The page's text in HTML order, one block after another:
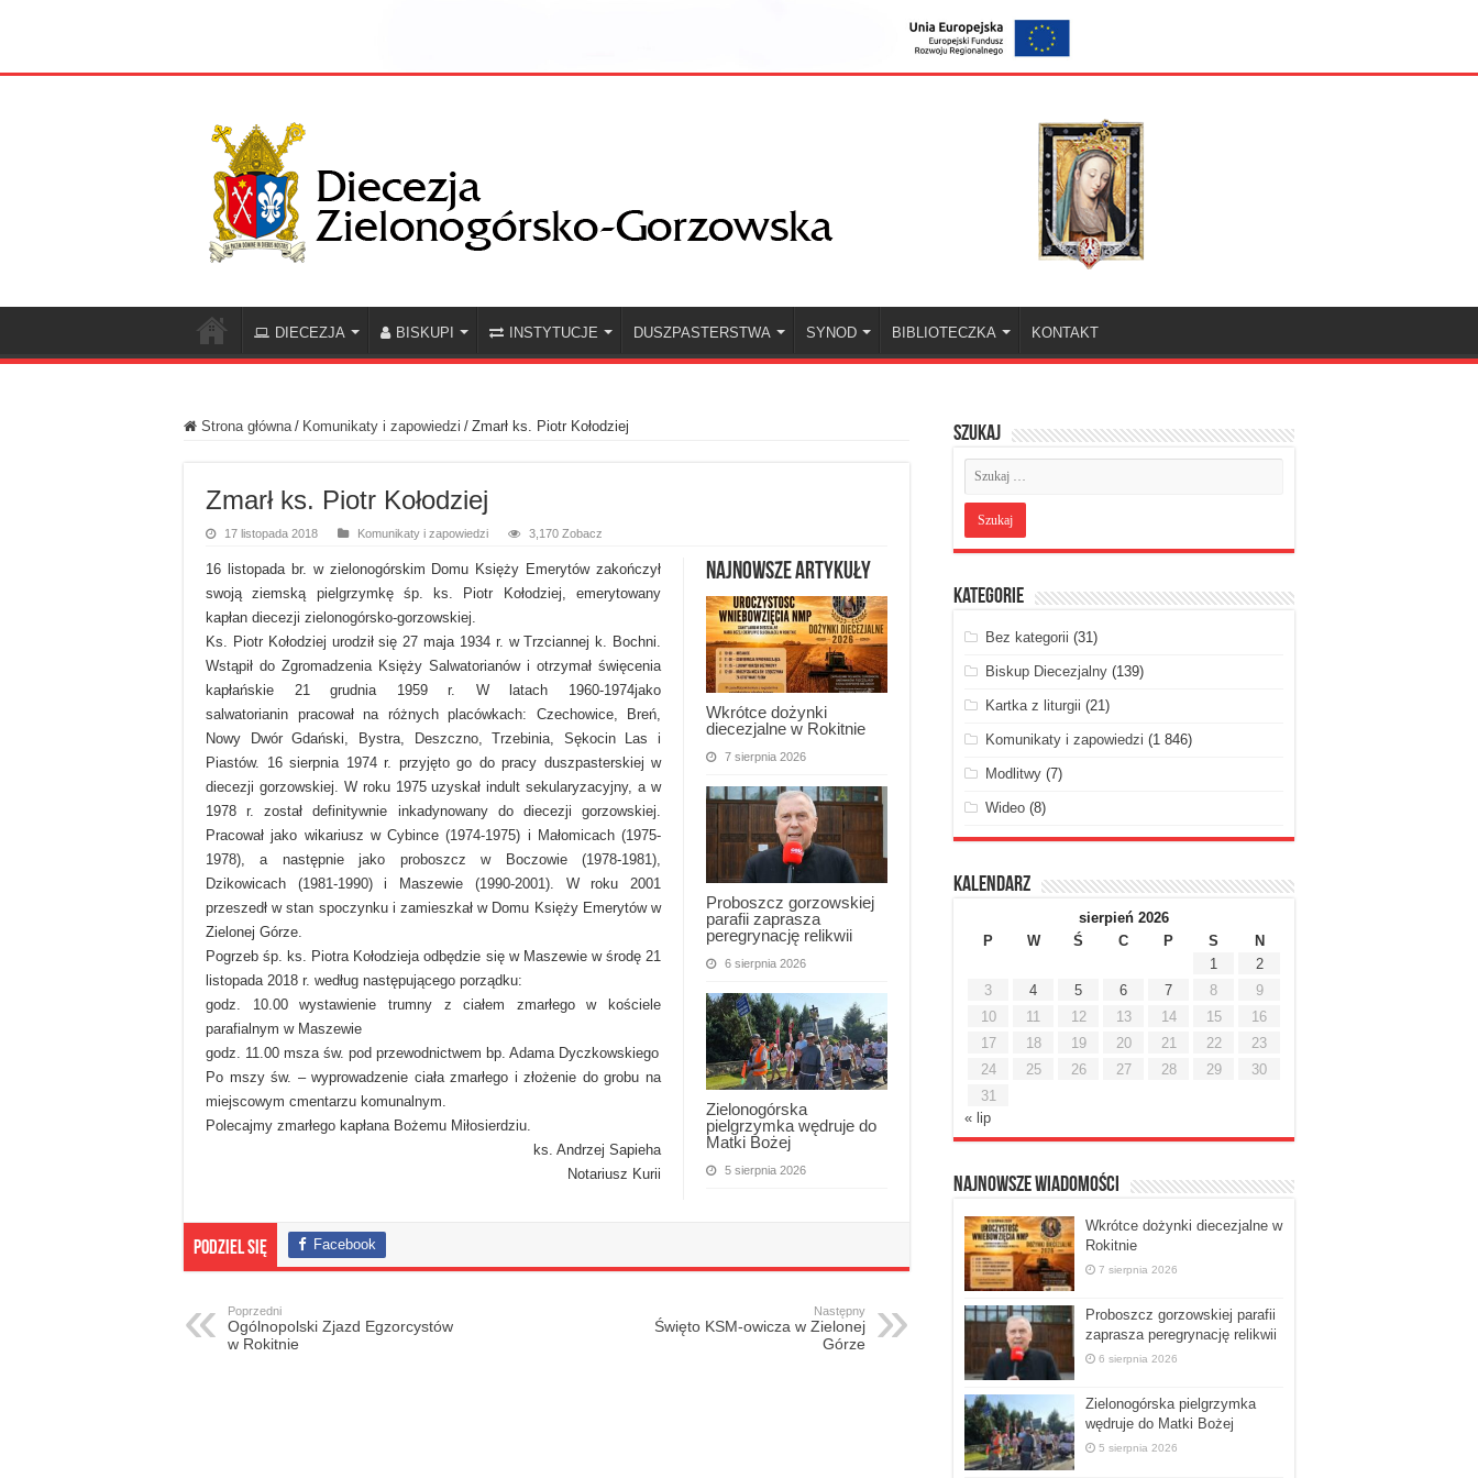
DIECEZJA BISKUPI INSTYTUCJE DUSZPASTERSTWA SYNOD BIBLIOTECZKA KONTAKT
Strona główna / Komunikaty i zapowiedzi / Zmarł ks. Piotr Kołodziej
Zmarł ks. Piotr Kołodziej
17 listopada 2018 Komunikaty i zapowiedzi 3,170 Zobacz
Najnowsze artykuły
Wkrótce dożynki
diecezjalne w Rokitnie
7 sierpnia 2026
Proboszcz gorzowskiej
parafii zaprasza
peregrynację relikwii
6 sierpnia 2026
Zielonogórska
pielgrzymka wędruje do
Matki Bożej
5 sierpnia 2026
16 listopada br. w zielonogórskim Domu Księży Emerytów zakończył
swoją ziemską pielgrzymkę śp. ks. Piotr Kołodziej, emerytowany
kapłan diecezji zielonogórsko-gorzowskiej.
Ks. Piotr Kołodziej urodził się 27 maja 1934 r. w Trzciannej k. Bochni.
Wstąpił do Zgromadzenia Księży Salwatorianów i otrzymał święcenia
kapłańskie 21 grudnia 1959 r. W latach 1960-1974jako
salwatorianin pracował na różnych placówkach: Czechowice, Breń,
Nowy Dwór Gdański, Bystra, Deszczno, Trzebinia, Sękocin Las i
Piastów. 16 sierpnia 1974 r. przyjęto go do pracy duszpasterskiej w
diecezji gorzowskiej. W roku 1975 uzyskał indult sekularyzacyjny, a w
1978 r. został definitywnie inkadynowany do diecezji gorzowskiej.
Pracował jako wikariusz w Cybince (1974-1975) i Małomicach (1975-
1978), a następnie jako proboszcz w Boczowie (1978-1981),
Dzikowicach (1981-1990) i Maszewie (1990-2001). W roku 2001
przeszedł w stan spoczynku i zamieszkał w Domu Księży Emerytów w
Zielonej Górze.
Pogrzeb śp. ks. Piotra Kołodzieja odbędzie się w Maszewie w środę 21
listopada 2018 r. według następującego porządku:
godz. 10.00 wystawienie trumny z ciałem zmarłego w kościele
parafialnym w Maszewie
godz. 11.00 msza św. pod przewodnictwem bp. Adama Dyczkowskiego
Po mszy św. – wyprowadzenie ciała zmarłego i złożenie do grobu na
miejscowym cmentarzu komunalnym.
Polecajmy zmarłego kapłana Bożemu Miłosierdziu.
ks. Andrzej Sapieha
Notariusz Kurii
Podziel się Facebook
Poprzedni
Ogólnopolski Zjazd Egzorcystów
w Rokitnie
Następny
Święto KSM-owicza w Zielonej
Górze
Szukaj
Kategorie
Bez kategorii (31)
Biskup Diecezjalny(139)
Kartka z liturgii (21)
Komunikaty i zapowiedzi (1 846)
Modlitwy(7)
Wideo(8)
Kalendarz
sierpień 2026
P
W Ś C P S
N
1
2
3
4 5 6 7 8
9
10
11 12 13 14 15
16
17
18 19 20 21 22
23
24
25 26 27 28 29
30
31
« lip
Najnowsze Wiadomości
Wkrótce dożynki diecezjalne w
Rokitnie
7 sierpnia 2026
Proboszcz gorzowskiej parafii
zaprasza peregrynację relikwii
6 sierpnia 2026
Zielonogórska pielgrzymka
wędruje do Matki Bożej
5 sierpnia 2026